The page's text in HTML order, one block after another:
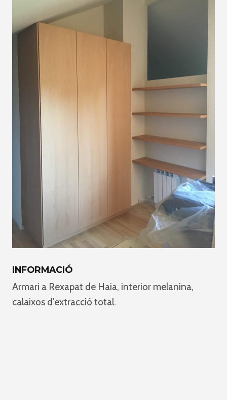
INFORMACIÓ
Armari a Rexapat de Haia, interior melanina,
calaixos d'extracció total.